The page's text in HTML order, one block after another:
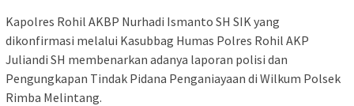
Kapolres Rohil AKBP Nurhadi Ismanto SH SIK yang
dikonfirmasi melalui Kasubbag Humas Polres Rohil AKP
Juliandi SH membenarkan adanya laporan polisi dan
Pengungkapan Tindak Pidana Penganiayaan di Wilkum Polsek
Rimba Melintang.